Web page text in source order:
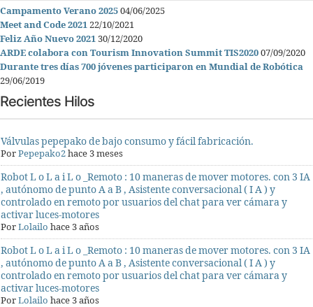
Campamento Verano 202504/06/2025
Meet and Code 202122/10/2021
Feliz Año Nuevo 202130/12/2020
ARDE colabora con Tourism Innovation Summit TIS202007/09/2020
Durante tres días 700 jóvenes participaron en Mundial de Robótica
29/06/2019
Recientes Hilos
Válvulas pepepako de bajo consumo y fácil fabricación.
PorPepepako2hace 3 meses
Robot L o L a i L o _Remoto : 10 maneras de mover motores. con 3 IA
, autónomo de punto A a B , Asistente conversacional ( I A ) y
controlado en remoto por usuarios del chat para ver cámara y
activar luces-motores
PorLolailo hace 3 años
Robot L o L a i L o _Remoto : 10 maneras de mover motores. con 3 IA
, autónomo de punto A a B , Asistente conversacional ( I A ) y
controlado en remoto por usuarios del chat para ver cámara y
activar luces-motores
PorLolailo hace 3 años